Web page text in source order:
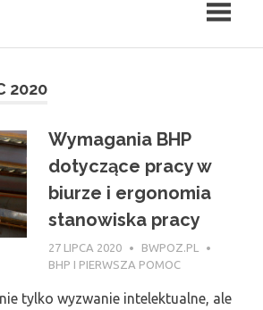
2020
Wymagania BHP
dotyczące pracy w
biurze i ergonomia
stanowiska pracy
27 LIPCA 2020
BWPOZ.PL
BHP I PIERWSZA POMOC
tylko wyzwanie intelektualne, ale